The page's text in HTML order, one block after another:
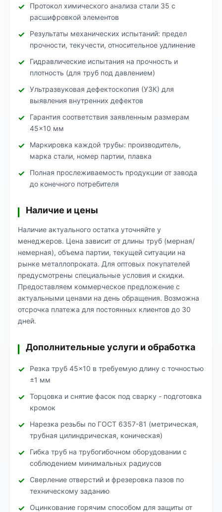
Протокол химического анализа стали 35 с
расшифровкой элементов
Результаты механических испытаний: предел
прочности, текучести, относительное удлинение
Гидравлические испытания на прочность и
плотность (для труб под давлением)
Ультразвуковая дефектоскопия (УЗК) для
выявления внутренних дефектов
Гарантия соответствия заявленным размерам
45×10 мм
Маркировка каждой трубы: производитель,
марка стали, номер партии, плавка
Полная прослеживаемость продукции от завода
до конечного потребителя
Наличие и цены
Наличие актуального остатка уточняйте у
менеджеров. Цена зависит от длины труб (мерная/
немерная), объема партии, текущей ситуации на
рынке металлопроката. Для оптовых покупателей
предусмотрены специальные условия и скидки.
Предоставляем коммерческое предложение с
актуальными ценами на день обращения. Возможна
отсрочка платежа для постоянных клиентов до 30
дней.
Дополнительные услуги и обработка
Резка труб 45×10 в требуемую длину с точностью
±1 мм
Торцовка и снятие фасок под сварку - подготовка
кромок
Нарезка резьбы по ГОСТ 6357-81 (метрическая,
трубная цилиндрическая, коническая)
Гибка труб на трубогибочном оборудовании с
соблюдением минимальных радиусов
Сверление отверстий и фрезеровка пазов по
техническому заданию
Оцинкование горячим способом для защиты от